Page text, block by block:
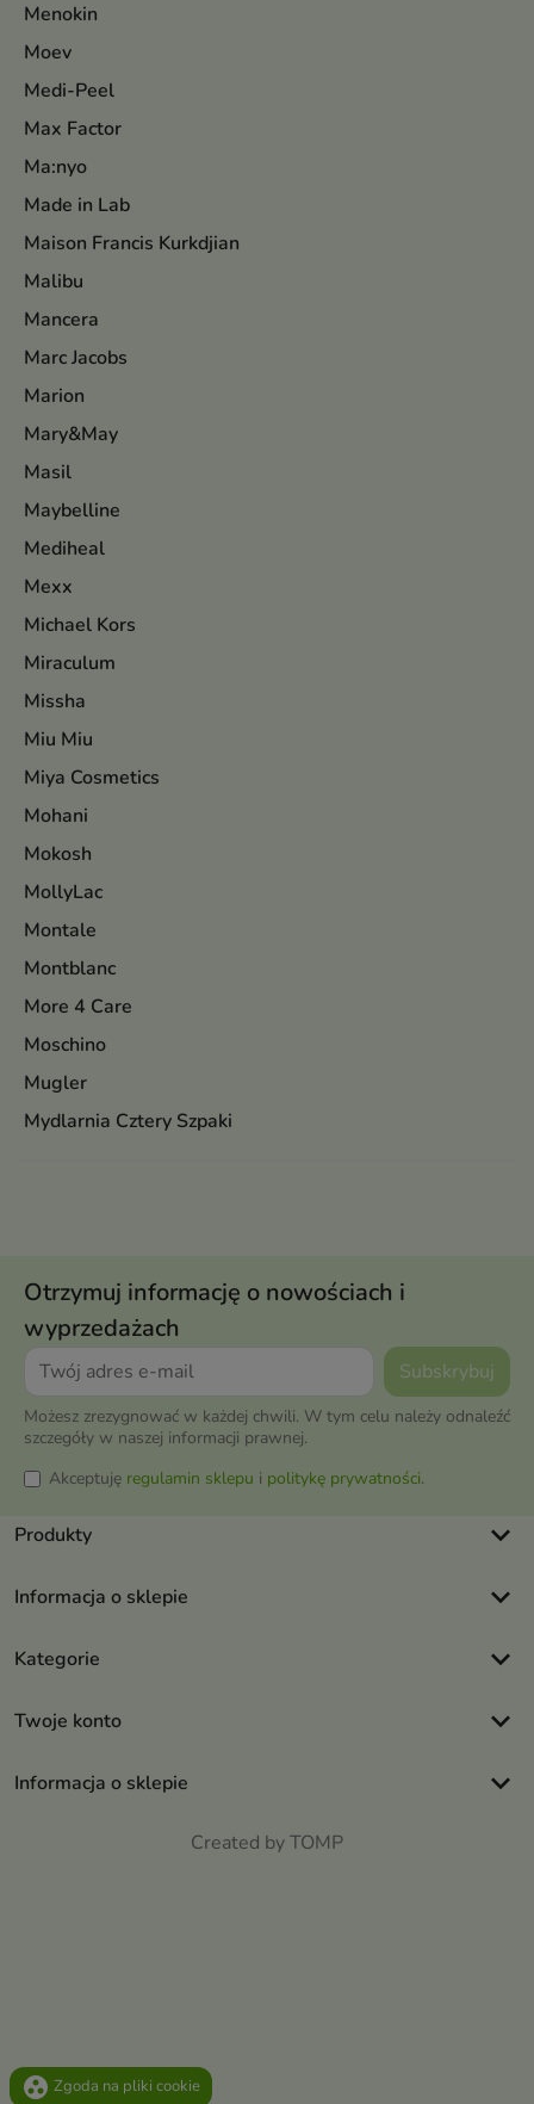
Menokin
Moev
Medi-Peel
Max Factor
Ma:nyo
Made in Lab
Maison Francis Kurkdjian
Malibu
Mancera
Marc Jacobs
Marion
Mary&May
Masil
Maybelline
Mediheal
Mexx
Michael Kors
Miraculum
Missha
Miu Miu
Miya Cosmetics
Mohani
Mokosh
MollyLac
Montale
Montblanc
More 4 Care
Moschino
Mugler
Mydlarnia Cztery Szpaki
Otrzymuj informację o nowościach i
wyprzedażach
Możesz zrezygnować w każdej chwili. W tym celu należy odnaleźć
szczegóły w naszej informacji prawnej.
Akceptuję regulamin sklepu i politykę prywatności.
Produkty keyboard_arrow_down
Informacja o sklepie keyboard_arrow_down
Kategorie keyboard_arrow_down
Twoje konto keyboard_arrow_down
Informacja o sklepie keyboard_arrow_down
Created by TOMP
group_work Zgoda na pliki cookie